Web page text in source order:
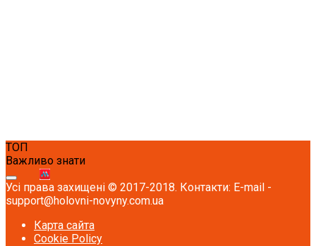
ТОП
Важливо знати
Усі права захищені © 2017-2018. Контакти: E-mail -
support@holovni-novyny.com.ua
Карта сайта
Cookie Policy